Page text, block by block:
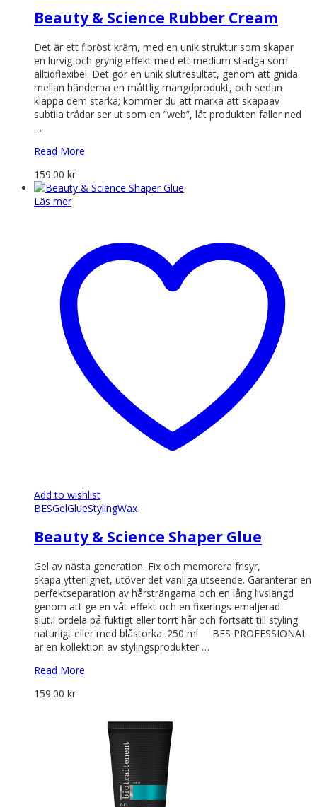
Beauty & Science Rubber Cream
Det är ett fibröst kräm, med en unik struktur som skapar
en lurvig och grynig effekt med ett medium stadga som
alltidflexibel. Det gör en unik slutresultat, genom att gnida
mellan händerna en måttlig mängdprodukt, och sedan
klappa dem starka; kommer du att märka att skapaav
subtila trådar ser ut som en ”web”, låt produkten faller ned
…
Read More
159.00 kr
Läs mer
Add to wishlist
BESGelGlueStylingWax
Beauty & Science Shaper Glue
Gel av nästa generation. Fix och memorera frisyr,
skapa ytterlighet, utöver det vanliga utseende. Garanterar en
perfektseparation av hårsträngarna och en lång livslängd
genom att ge en våt effekt och en fixerings emaljerad
slut.Fördela på fuktigt eller torrt hår och fortsätt till styling
naturligt eller med blåstorka .250 ml BES PROFESSIONAL
är en kollektion av stylingsprodukter …
Read More
159.00 kr